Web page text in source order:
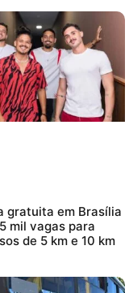
gratuita em Brasília
mil vagas para
de 5 km e 10 km